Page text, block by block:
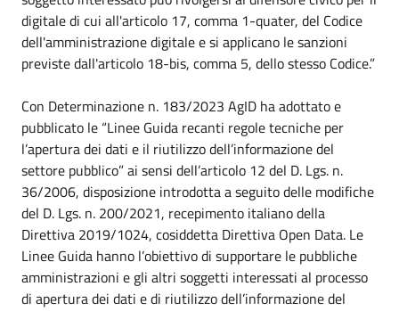
digitale di cui all'articolo 17, comma 1-quater, del Codice
dell'amministrazione digitale e si applicano le sanzioni
previste dall'articolo 18-bis, comma 5, dello stesso Codice.”
Con Determinazione n. 183/2023 AgID ha adottato e
pubblicato le “Linee Guida recanti regole tecniche per
l’apertura dei dati e il riutilizzo dell’informazione del
settore pubblico” ai sensi dell’articolo 12 del D. Lgs. n.
36/2006, disposizione introdotta a seguito delle modifiche
del D. Lgs. n. 200/2021, recepimento italiano della
Direttiva 2019/1024, cosiddetta Direttiva Open Data. Le
Linee Guida hanno l’obiettivo di supportare le pubbliche
amministrazioni e gli altri soggetti interessati al processo
di apertura dei dati e di riutilizzo dell’informazione del